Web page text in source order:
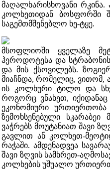
მაღალხარისხოვანი რკინა.
კოლხეთიდან
საგემთმშენებლო ხე-ტყე.
მსოფლიოში ყველაზე
ჰეროდოტესა და სტრაბონის
და მის ქსოვილებს.
მიაჩნდა, რომელიც, ვითომ,
ის კოლხური ტილო და
როგორც ვნახეთ,
ეკონომიური ურთიერთობა
ზემოხსენებული
ვაჭრებს მოუტანიათ შავი
გავლით ან კოლხეთ-
რაჭაში. ამდენადვეა
შავი ზღვის სამხრეთ-
კოლხების უშუალო